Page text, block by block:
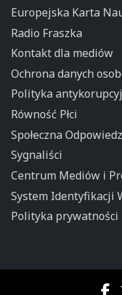
Europejska Karta
Radio Fraszka
Kontakt dla mediów
Ochrona danych
Polityka
Równość Płci
Społeczna
Sygnaliści
Centrum Mediów i
System Identyfikacji
Polityka prywatności